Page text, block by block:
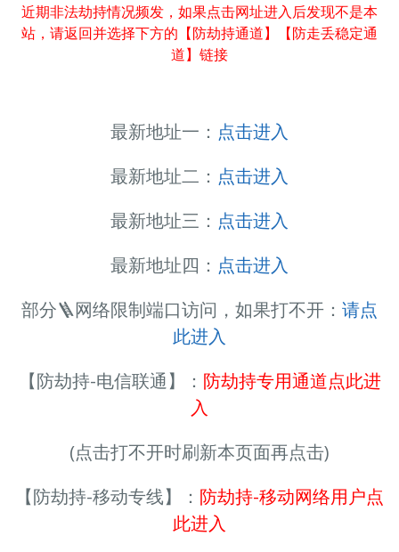
近期非法劫持情况频发，如果点击网址进入后发现不是本
站，请返回并选择下方的【防劫持通道】【防走丢稳定通
道】链接
最新地址一： 点击进入
最新地址二： 点击进入
最新地址三： 点击进入
最新地址四： 点击进入
部分🪜网络限制端口访问，如果打不开： 请点
此进入
【防劫持-电信联通】： 防劫持专用通道点此进
入
(点击打不开时刷新本页面再点击)
【防劫持-移动专线】： 防劫持-移动网络用户点
此进入